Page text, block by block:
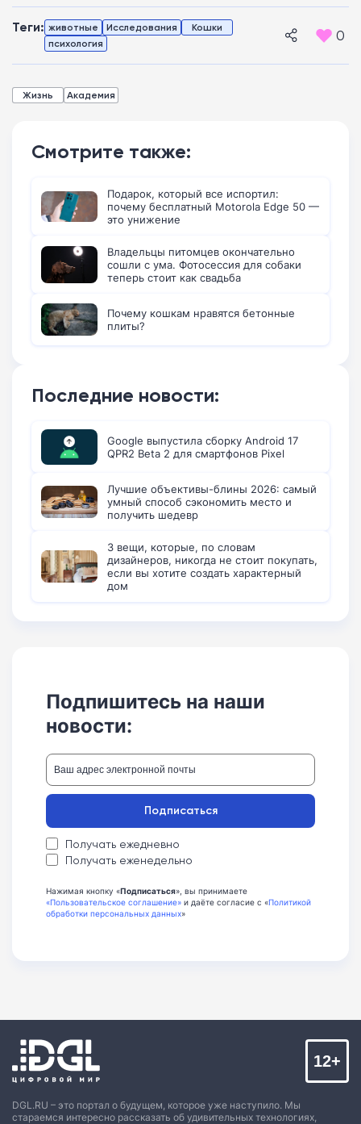
Теги: животные Исследования
Кошки
психология
0
Жизнь Академия
Смотрите также:
Подарок, который все испортил:
почему бесплатный Motorola Edge 50 —
это унижение
Владельцы питомцев окончательно
сошли с ума. Фотосессия для собаки
теперь стоит как свадьба
Почему кошкам нравятся бетонные
плиты?
Последние новости:
Google выпустила сборку Android 17
QPR2 Beta 2 для смартфонов Pixel
Лучшие объективы-блины 2026: самый
умный способ сэкономить место и
получить шедевр
3 вещи, которые, по словам
дизайнеров, никогда не стоит покупать,
если вы хотите создать характерный
дом
Подпишитесь на наши
новости:
Получать ежедневно
Получать еженедельно
Подписаться
Нажимая кнопку «Подписаться», вы принимаете
«Пользовательское соглашение» и даёте согласие с «Политикой
обработки персональных данных»
DGL.RU – это портал о будущем, которое уже наступило. Мы
стараемся интересно рассказать об удивительных технологиях,
12+